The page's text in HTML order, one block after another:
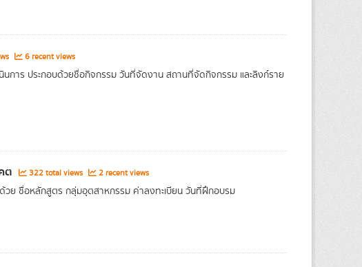
6 recent views
นการ ประกอบด้วยชื่อกิจกรรม วันที่จัดงาน สถานที่จัดกิจกรรม และลิงก์ราย
ต 322 total views 2 recent views
ย ชื่อหลักสูตร กลุ่มอุตสาหกรรม ค่าลงทะเบียน วันที่ฝึกอบรม